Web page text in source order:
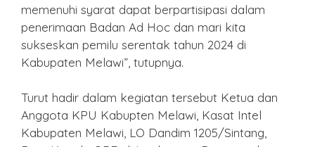
memenuhi syarat dapat berpartisipasi dalam
penerimaan Badan Ad Hoc dan mari kita
sukseskan pemilu serentak tahun 2024 di
Kabupaten Melawi”, tutupnya.
Turut hadir dalam kegiatan tersebut Ketua dan
Anggota KPU Kabupten Melawi, Kasat Intel
Kabupaten Melawi, LO Dandim 1205/Sintang,